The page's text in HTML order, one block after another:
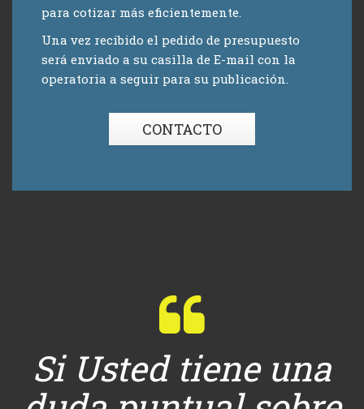
para cotizar más eficientemente.
Una vez recibido el pedido de presupuesto
será enviado a su casilla de E-mail con la
operatoria a seguir para su publicación.
CONTACTO
Si Usted tiene una